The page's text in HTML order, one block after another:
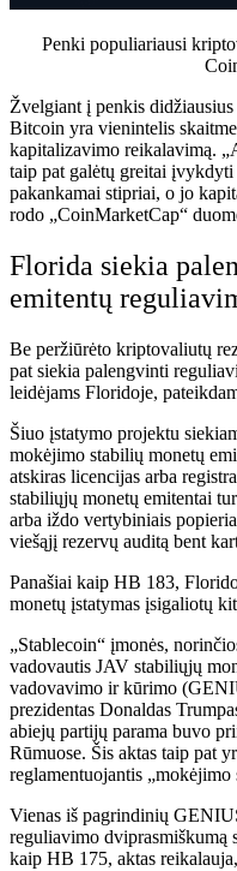
Penki populiariausi
Žvelgiant į penkis
Bitcoin yra vienintelis
kapitalizavimo reikalavimą.
taip pat galėtų greitai
pakankamai stipriai, o jo
rodo „CoinMarketCap“
Florida siekia
emitentų
Be peržiūrėto kriptovaliutų
pat siekia palengvinti
leidėjams Floridoje,
Šiuo įstatymo projektu
mokėjimo stabilių monetų
atskiras licencijas arba
stabiliųjų monetų emitentai
arba iždo vertybiniais
viešąjį rezervų auditą bent
Panašiai kaip HB 183,
monetų įstatymas įsigaliotų
„Stablecoin“ įmonės,
vadovautis JAV stabiliųjų
vadovavimo ir kūrimo
prezidentas Donaldas
abiejų partijų parama buvo
Rūmuose. Šis aktas taip pat
reglamentuojantis „mokėjimo
Vienas iš pagrindinių
reguliavimo dviprasmiškumą
kaip HB 175, aktas